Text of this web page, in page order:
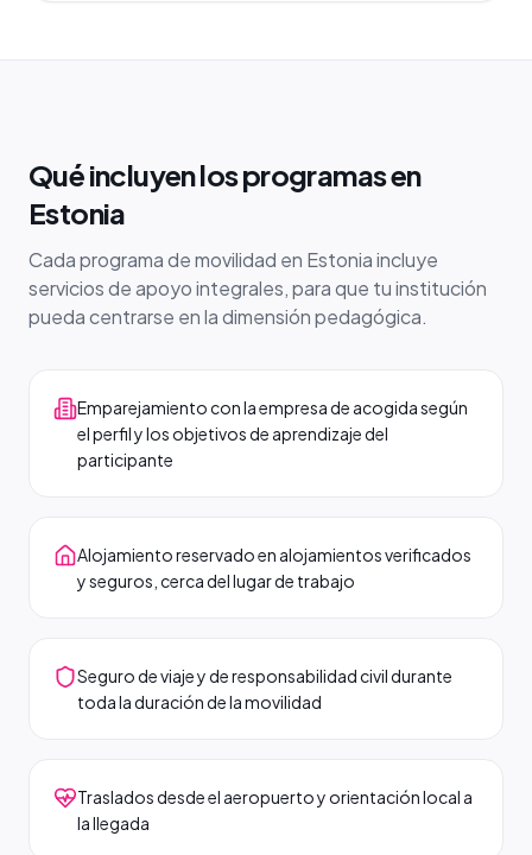
Qué incluyen los programas en
Estonia
Cada programa de movilidad en Estonia incluye
servicios de apoyo integrales, para que tu institución
pueda centrarse en la dimensión pedagógica.
Emparejamiento con la empresa de acogida según
el perfil y los objetivos de aprendizaje del
participante
Alojamiento reservado en alojamientos verificados
y seguros, cerca del lugar de trabajo
Seguro de viaje y de responsabilidad civil durante
toda la duración de la movilidad
Traslados desde el aeropuerto y orientación local a
la llegada